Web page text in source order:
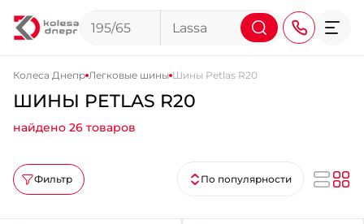
+38 (095) 276-44-44
Колеса Днепр Легковые шины Шины Petlas R20
ШИНЫ PETLAS R20
найдено 26 товаров
Фильтр По популярности